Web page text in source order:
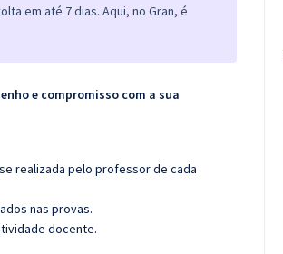
em até 7 dias. Aqui, no Gran, é
e compromisso com a sua
realizada pelo professor de cada
nas provas.
docente.